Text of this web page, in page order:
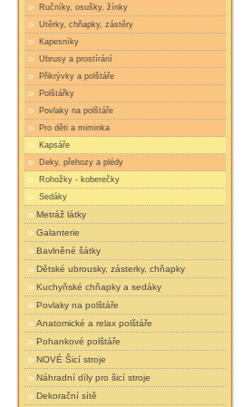
Ručníky, osušky, žínky
Utěrky, chňapky, zástěry
Kapesníky
Ubrusy a prostírání
Přikrývky a polštáře
Polštářky
Povlaky na polštáře
Pro děti a miminka
Kapsáře
Deky, přehozy a plédy
Rohožky - koberečky
Sedáky
Metráž látky
Galanterie
Bavlněné šátky
Dětské ubrousky, zásterky, chňapky
Kuchyňské chňapky a sedáky
Povlaky na polštáře
Anatomické a relax polštáře
Pohankové polštáře
NOVÉ Šicí stroje
Náhradní díly pro šicí stroje
Dekorační sítě